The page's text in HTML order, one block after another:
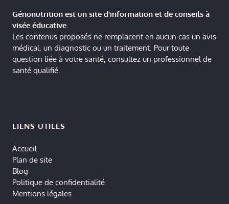
Génonutrition est un site d'information et de conseils à
visée éducative.
Les contenus proposés ne remplacent en aucun cas un avis
médical, un diagnostic ou un traitement. Pour toute
question liée à votre santé, consultez un professionnel de
santé qualifié.
LIENS UTILES
Accueil
Plan de site
Blog
Politique de confidentialité
Mentions légales